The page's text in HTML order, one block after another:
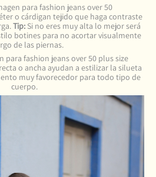
o cárdigan tejido que haga contraste
Tip: Si no eres muy alta lo mejor será
botines para no acortar visualmente
de las piernas.
o ancha ayudan a estilizar la silueta
muy favorecedor para todo tipo de
cuerpo.